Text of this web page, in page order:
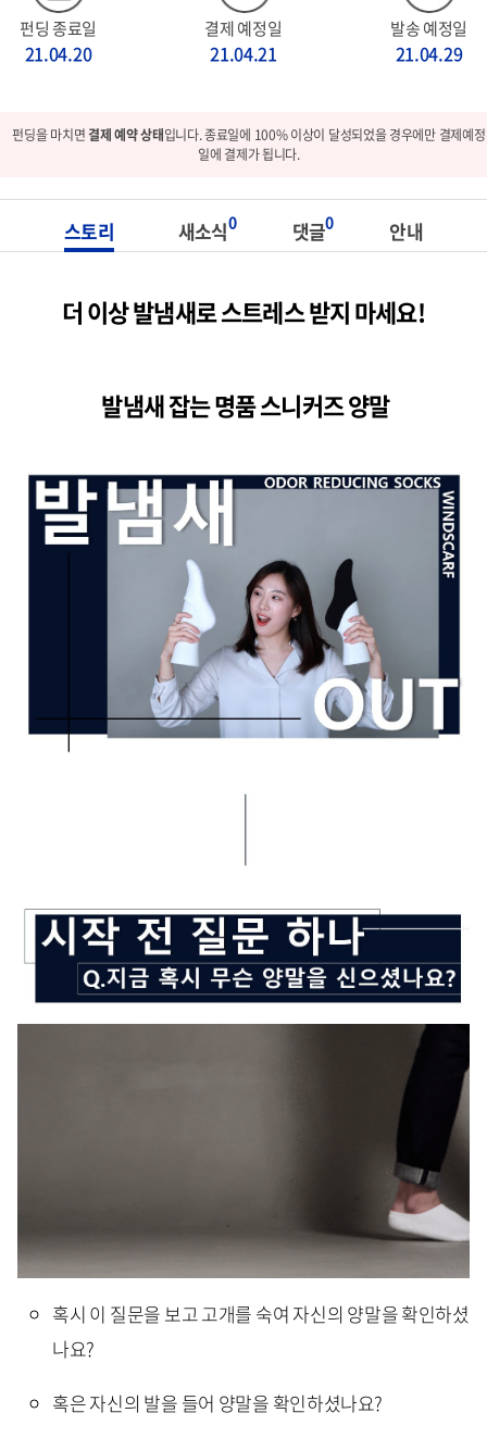
펀딩 종료일
21.04.20
결제 예정일
21.04.21
발송 예정일
21.04.29
펀딩을 마치면결제 예약 상태입니다. 종료일에 100% 이상이 달성되었을 경우에만 결제예정
일에 결제가 됩니다.
스토리 새소식0 댓글0 안내
더 이상 발냄새로 스트레스 받지 마세요!
발냄새 잡는 명품 스니커즈 양말
혹시 이 질문을 보고 고개를 숙여 자신의 양말을 확인하셨
나요?
혹은 자신의 발을 들어 양말을 확인하셨나요?